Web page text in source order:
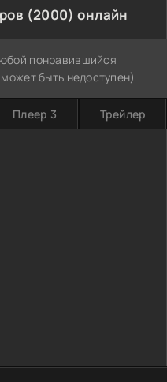
(2000) онлайн
понравившийся
быть недоступен)
Плеер 3 Трейлер